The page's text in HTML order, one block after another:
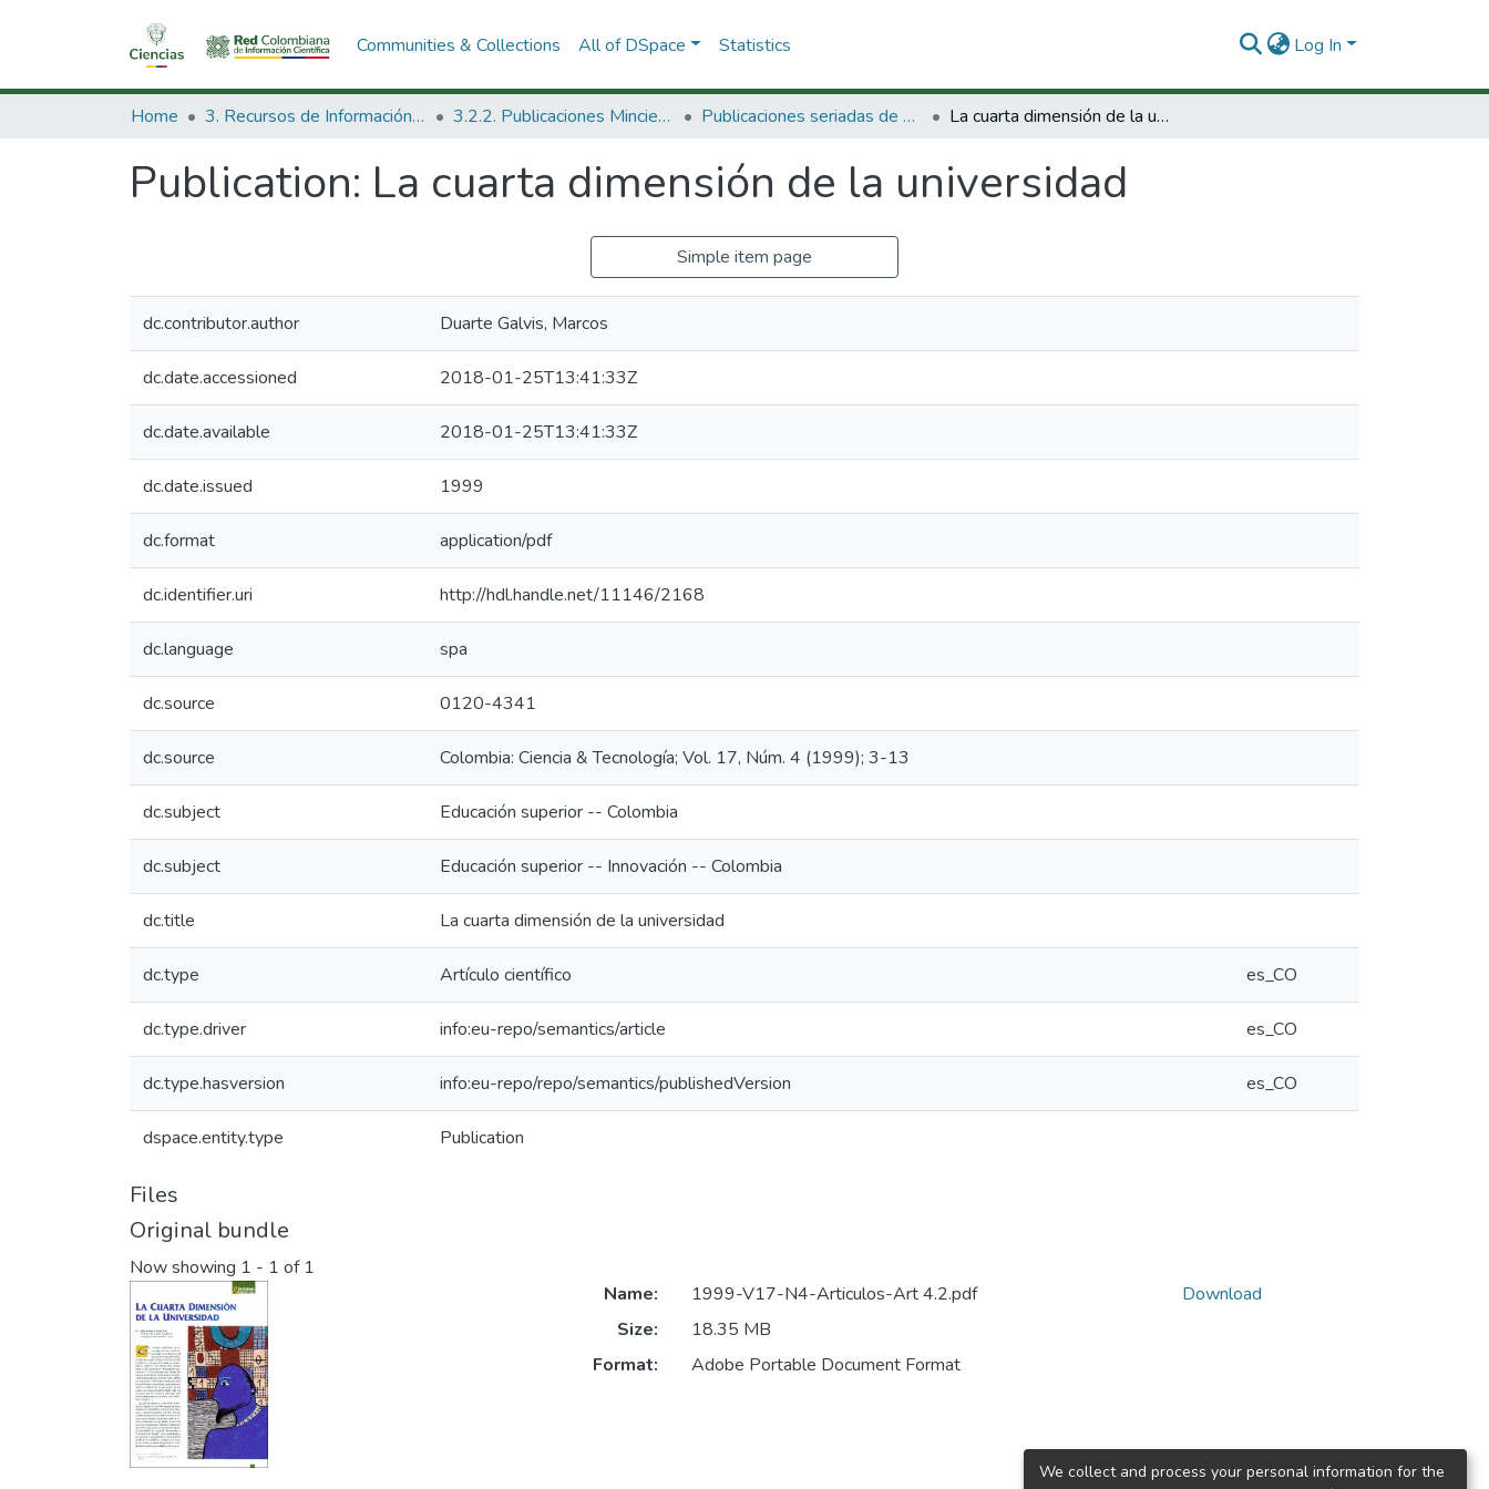
Communities & Collections All of DSpace Statistics Log In
Home 3. Recursos de Información Científica y Tecnológica 3.2.2. Publicaciones Minciencias Publicaciones seriadas de Minciencias La cuarta dimensión de la universidad
Publication: La cuarta dimensión de la universidad
Simple item page
dc.contributor.author Duarte Galvis, Marcos
dc.date.accessioned 2018-01-25T13:41:33Z
dc.date.available 2018-01-25T13:41:33Z
dc.date.issued 1999
dc.format application/pdf
dc.identifier.uri http://hdl.handle.net/11146/2168
dc.language spa
dc.source 0120-4341
dc.source Colombia: Ciencia & Tecnología; Vol. 17, Núm. 4 (1999); 3-13
dc.subject Educación superior -- Colombia
dc.subject Educación superior -- Innovación -- Colombia
dc.title La cuarta dimensión de la universidad
dc.type Artículo científico es_CO
dc.type.driver info:eu-repo/semantics/article es_CO
dc.type.hasversion info:eu-repo/repo/semantics/publishedVersion es_CO
dspace.entity.type Publication
Files
Original bundle
Now showing 1 - 1 of 1
Name:
1999-V17-N4-Articulos-Art 4.2.pdf
Size:
18.35 MB
Format:
Adobe Portable Document Format
Download
We collect and process your personal information for the